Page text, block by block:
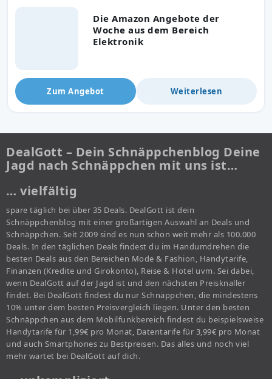
Die Amazon Angebote der
Woche aus dem Bereich
Elektronik
Zum Angebot Weiterlesen
DealGott – Dein Schnäppchenblog Deine
Jagd nach Schnäppchen mit uns ist…
… vielfältig
spare täglich bei über 35 Deals. DealGott ist dein
Schnäppchenblog mit einer großartigen Auswahl an Deals und
Schnäppchen. Seit 2009 sind es nun schon weit mehr als 100.000
Deals. In den täglichen Deals findest du im Handumdrehen die
besten Deals aus den Bereichen Mode & Fashion, Handytarife,
Finanzen (Kredite und Girokonto), Reise & Hotel uvm. Sei dabei,
wenn DealGott auf der Jagd ist und den nächsten Preisknaller
findet. Bei DealGott findest du nur Schnäppchen, die mindestens
10% unter dem besten Preisvergleich liegen. Unter den besten
Schnäppchen aus dem Mobilfunkbereich findest du beispielsweise
Handytarife für 1,99€ pro Monat, Datentarife für 3,99€ pro Monat
und auch Smartphones zu Bestpreisen. Das alles und noch viel
mehr wartet bei DealGott auf dich.